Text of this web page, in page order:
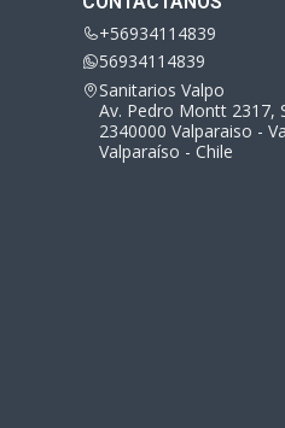
+56934114839
56934114839
Sanitarios Valpo
Av. Pedro Montt 2317,
2340000 Valparaiso -
Valparaíso - Chile